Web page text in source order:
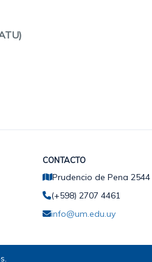
CONTACTO
Prudencio de Pena 2544
(+598) 2707 4461
info@um.edu.uy